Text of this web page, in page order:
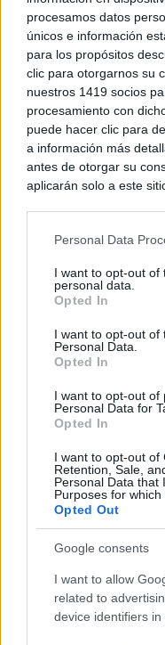
procesamos datos
únicos e información
para los propósitos
clic para otorgarnos su
nuestros 1419 socios
procesamiento con
puede hacer clic para
a información más
antes de otorgar su
aplicarán solo a este
rechazar tal
a este sitio y haciendo
parte inferior de la
Please note that this
services and may
not limited to your visit
use your data for below
consent section.
Personal Data
I want to opt-out of
personal data.
Opted In
I want to opt-out of
Personal Data.
Opted In
I want to opt-out of
Personal Data for
Opted In
I want to opt-out of
Retention, Sale,
Personal Data that
Purposes for which
Opted Out
Google consents
I want to allow
related to
device identifiers in
centeno eran de
con forma muy
con mayor
central y se hicieron
realizadas en la
En los últimos
únicamente una
cerraba mediante